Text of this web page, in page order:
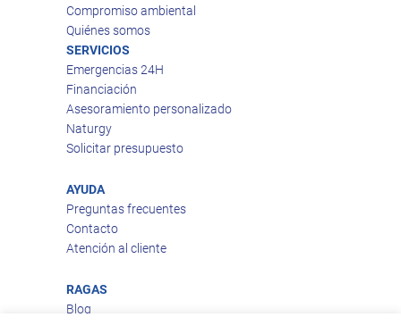
Compromiso ambiental
Quiénes somos
SERVICIOS
Emergencias 24H
Financiación
Asesoramiento personalizado
Naturgy
Solicitar presupuesto
AYUDA
Preguntas frecuentes
Contacto
Atención al cliente
RAGAS
Blog